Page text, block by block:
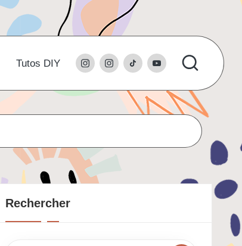
Tutos DIY instagraml’instagram
tiktok youtube
Rechercher